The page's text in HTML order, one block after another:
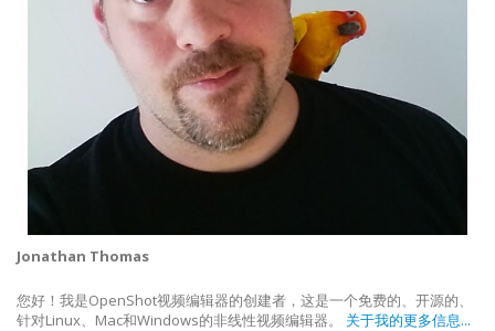
Jonathan Thomas
您好！我是OpenShot视频编辑器的创建者，这是一个免费的、开源的、
针对Linux、Mac和Windows的非线性视频编辑器。 关于我的更多信息...